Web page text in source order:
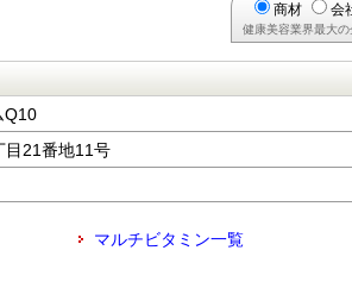
商材 会
健康美容業界最大
Q10
21番地11号
マルチビタミン一覧